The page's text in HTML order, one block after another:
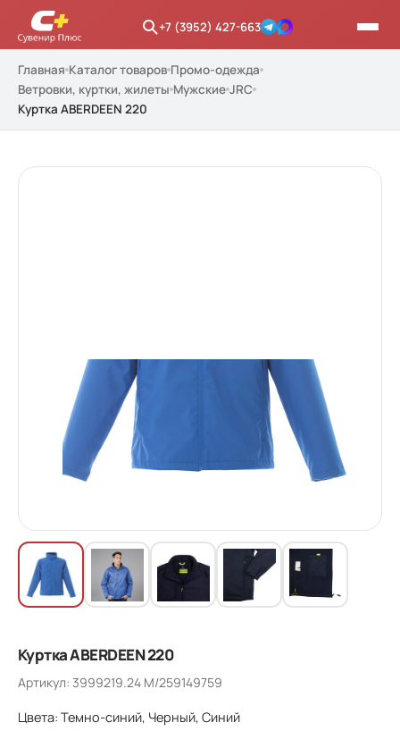
+7 (3952) 427-663
Главная Каталог товаров Промо-одежда
Ветровки, куртки, жилеты Мужские JRC
Куртка ABERDEEN 220
Куртка ABERDEEN 220
Артикул: 3999219.24 M/259149759
Цвета: Темно-синий, Черный, Синий